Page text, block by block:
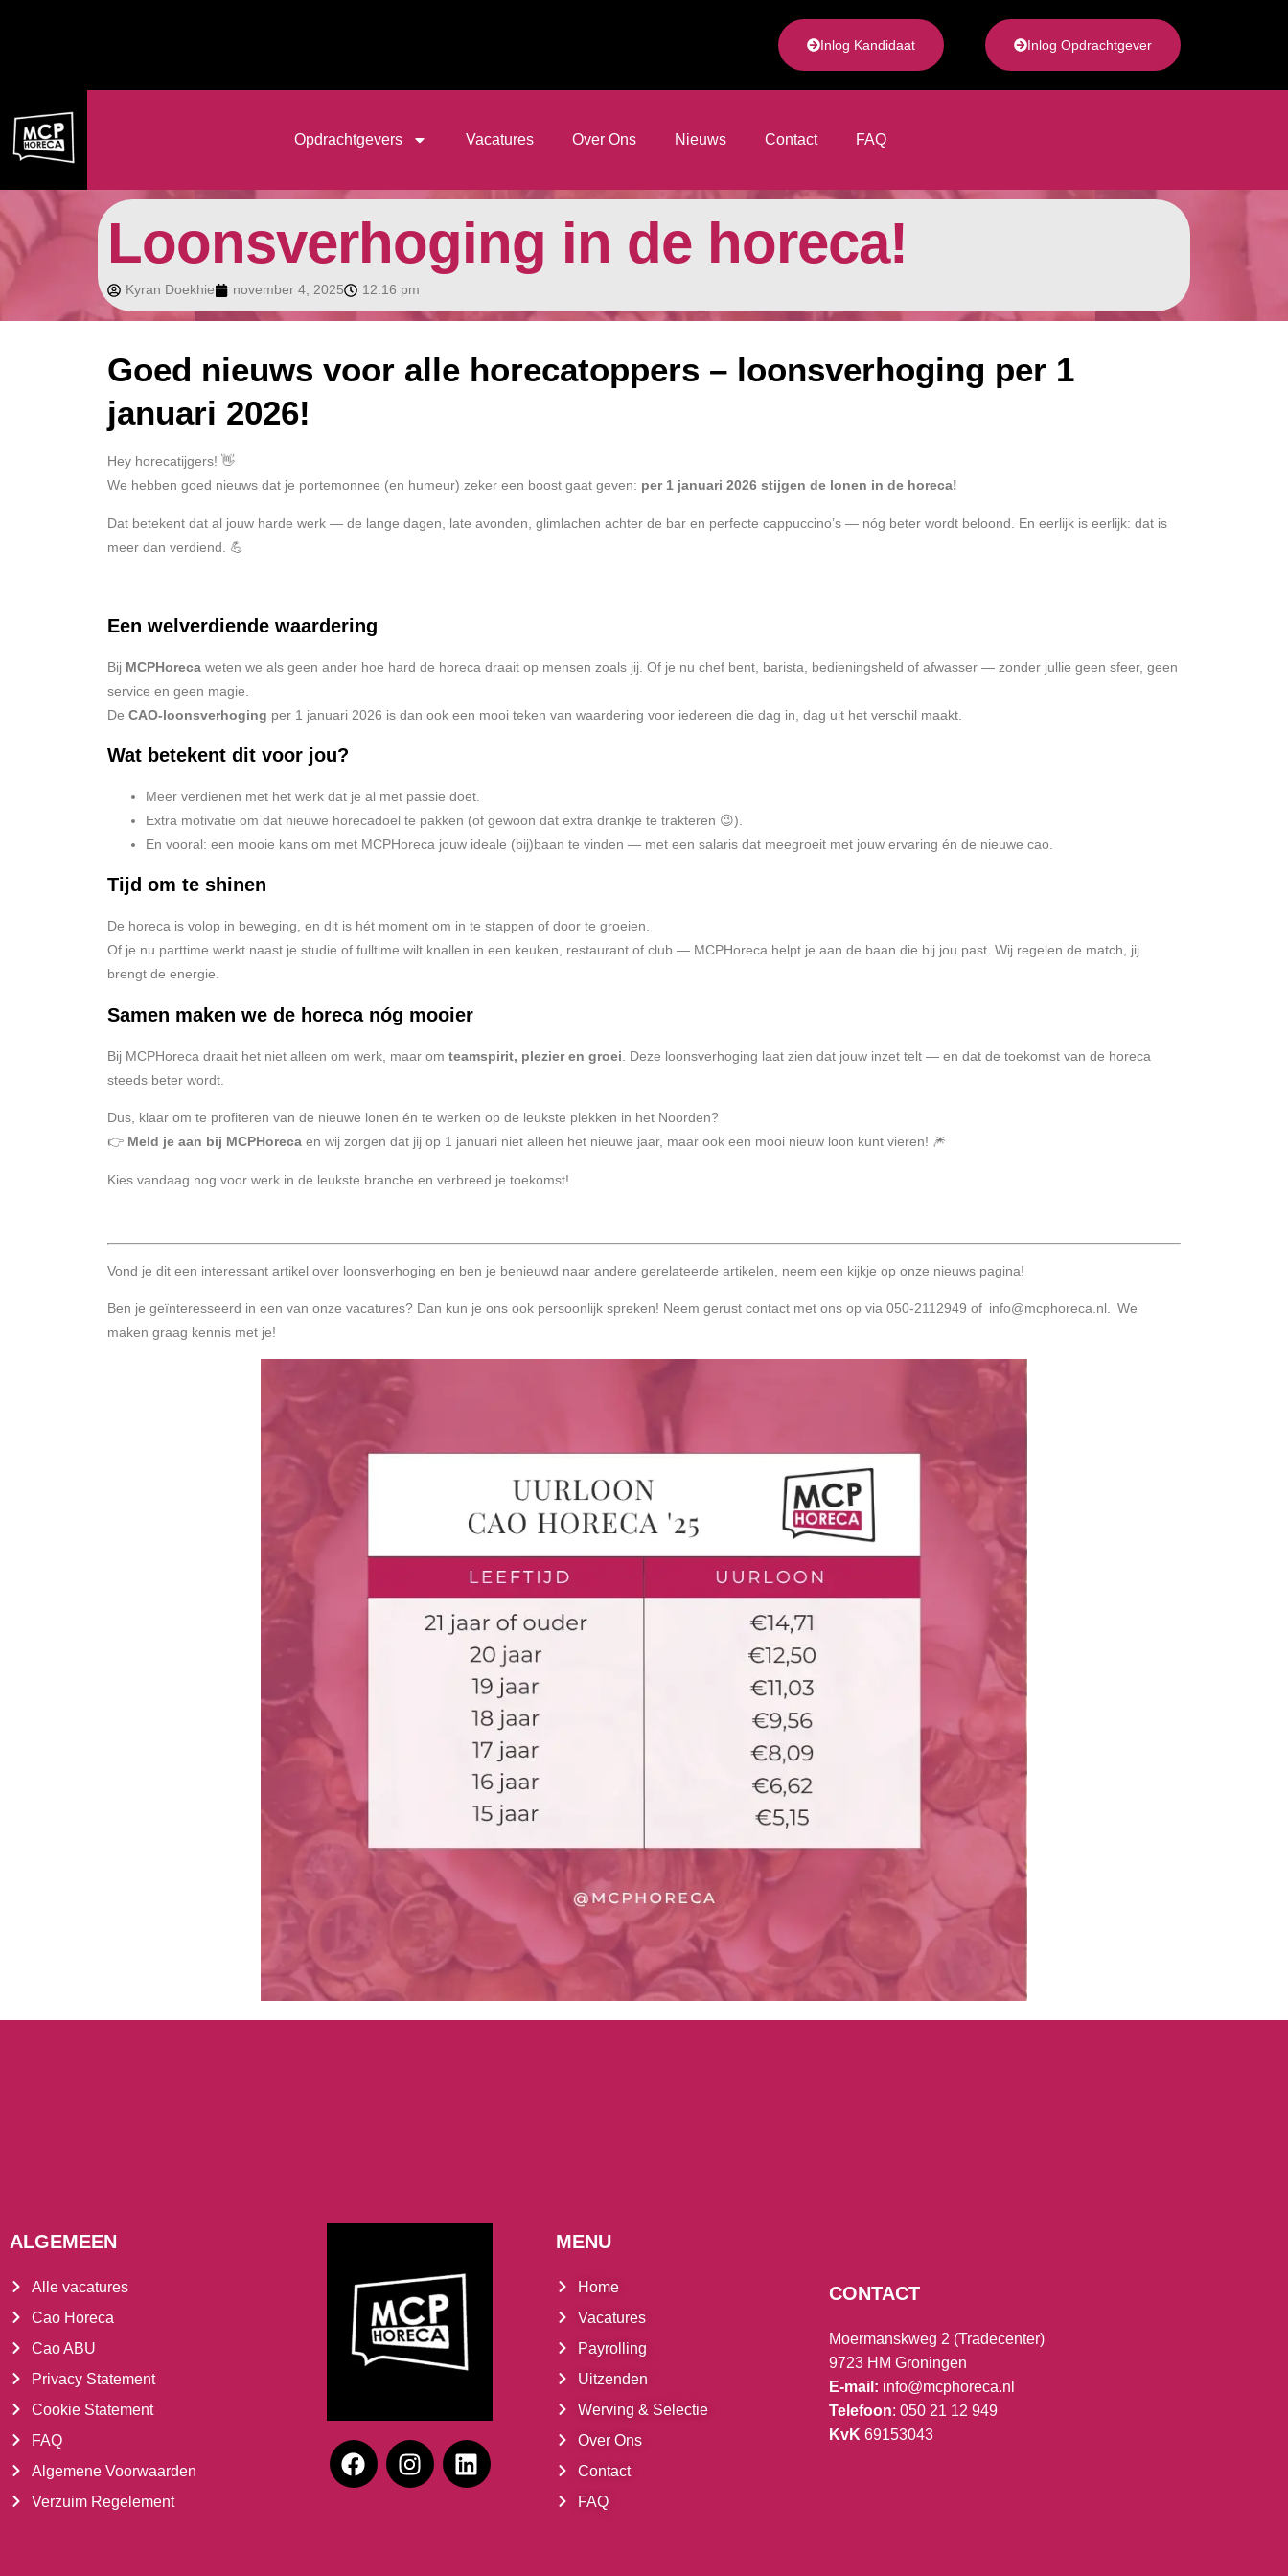
Inlog Kandidaat Inlog Opdrachtgever
Opdrachtgevers Vacatures Over Ons Nieuws Contact FAQ
Loonsverhoging in de horeca!
Kyran Doekhie november 4, 2025 12:16 pm
Goed nieuws voor alle horecatoppers – loonsverhoging per 1
januari 2026!
Hey horecatijgers! 👋
We hebben goed nieuws dat je portemonnee (en humeur) zeker een boost gaat geven: per 1 januari 2026 stijgen de lonen in de horeca!
Dat betekent dat al jouw harde werk — de lange dagen, late avonden, glimlachen achter de bar en perfecte cappuccino’s — nóg beter wordt beloond. En eerlijk is eerlijk: dat is
meer dan verdiend. 💪
Een welverdiende waardering
Bij MCPHoreca weten we als geen ander hoe hard de horeca draait op mensen zoals jij. Of je nu chef bent, barista, bedieningsheld of afwasser — zonder jullie geen sfeer, geen
service en geen magie.
De CAO-loonsverhoging per 1 januari 2026 is dan ook een mooi teken van waardering voor iedereen die dag in, dag uit het verschil maakt.
Wat betekent dit voor jou?
Meer verdienen met het werk dat je al met passie doet.
Extra motivatie om dat nieuwe horecadoel te pakken (of gewoon dat extra drankje te trakteren 😉).
En vooral: een mooie kans om met MCPHoreca jouw ideale (bij)baan te vinden — met een salaris dat meegroeit met jouw ervaring én de nieuwe cao.
Tijd om te shinen
De horeca is volop in beweging, en dit is hét moment om in te stappen of door te groeien.
Of je nu parttime werkt naast je studie of fulltime wilt knallen in een keuken, restaurant of club — MCPHoreca helpt je aan de baan die bij jou past. Wij regelen de match, jij
brengt de energie.
Samen maken we de horeca nóg mooier
Bij MCPHoreca draait het niet alleen om werk, maar om teamspirit, plezier en groei . Deze loonsverhoging laat zien dat jouw inzet telt — en dat de toekomst van de horeca
steeds beter wordt.
Dus, klaar om te profiteren van de nieuwe lonen én te werken op de leukste plekken in het Noorden?
👉 Meld je aan bij MCPHoreca en wij zorgen dat jij op 1 januari niet alleen het nieuwe jaar, maar ook een mooi nieuw loon kunt vieren! 🎆
Kies vandaag nog voor werk in de leukste branche en verbreed je toekomst!
Vond je dit een interessant artikel over loonsverhoging en ben je benieuwd naar andere gerelateerde artikelen, neem een kijkje op onze nieuws pagina!
Ben je geïnteresseerd in een van onze vacatures? Dan kun je ons ook persoonlijk spreken! Neem gerust contact met ons op via 050-2112949 of info@mcphoreca.nl . We
maken graag kennis met je!
ALGEMEEN
Alle vacatures
Cao Horeca
Cao ABU
Privacy Statement
Cookie Statement
FAQ
Algemene Voorwaarden
Verzuim Regelement
MENU
Home
Vacatures
Payrolling
Uitzenden
Werving & Selectie
Over Ons
Contact
FAQ
CONTACT
Moermanskweg 2 (Tradecenter)
9723 HM Groningen
E-mail: info@mcphoreca.nl
Telefoon: 050 21 12 949
KvK 69153043